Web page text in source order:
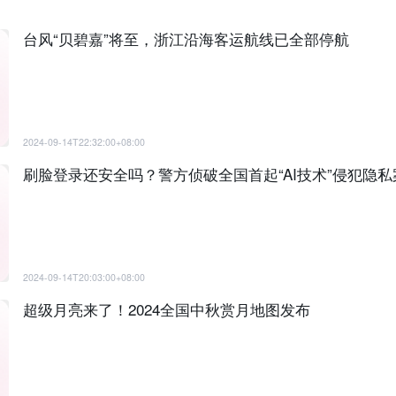
台风“贝碧嘉”将至，浙江沿海客运航线已全部停航
2024-09-14T22:32:00+08:00
刷脸登录还安全吗？警方侦破全国首起“AI技术”侵犯隐
2024-09-14T20:03:00+08:00
超级月亮来了！2024全国中秋赏月地图发布